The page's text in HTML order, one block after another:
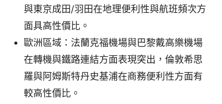
與東京成田/羽田在地理便利性與航班頻次方
面具高性價比。
歐洲區域：法蘭克福機場與巴黎戴高樂機場
在轉機與鐵路連結方面表現突出，倫敦希思
羅與阿姆斯特丹史基浦在商務便利性方面有
較高性價比。